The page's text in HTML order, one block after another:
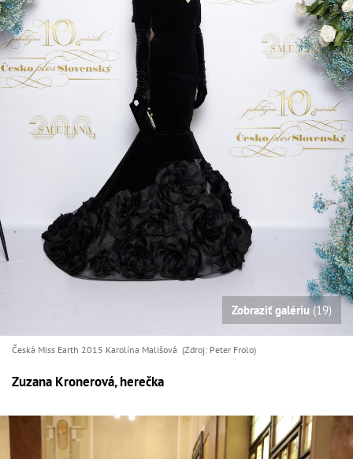
Zobraziť galériu (19)
Česká Miss Earth 2015 Karolína Mališová (Zdroj: Peter Frolo)
Zuzana Kronerová, herečka